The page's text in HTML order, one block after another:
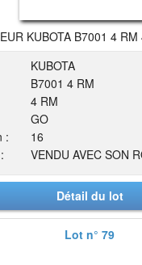
KUBOTA B7001 4 RM
KUBOTA
B7001 4 RM
4 RM
GO
:
16
VENDU AVEC SON
Détail du lot
Lot n° 79